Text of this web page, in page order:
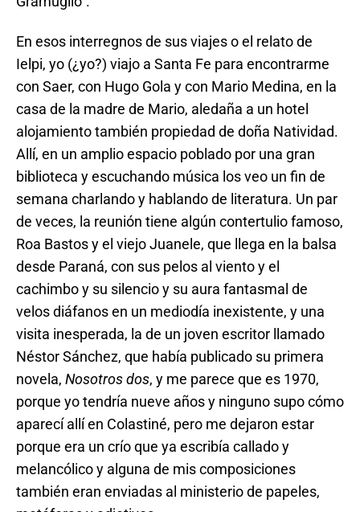
En esos interregnos de sus viajes o el relato de
Ielpi, yo (¿yo?) viajo a Santa Fe para encontrarme
con Saer, con Hugo Gola y con Mario Medina, en la
casa de la madre de Mario, aledaña a un hotel
alojamiento también propiedad de doña Natividad.
Allí, en un amplio espacio poblado por una gran
biblioteca y escuchando música los veo un fin de
semana charlando y hablando de literatura. Un par
de veces, la reunión tiene algún contertulio famoso,
Roa Bastos y el viejo Juanele, que llega en la balsa
desde Paraná, con sus pelos al viento y el
cachimbo y su silencio y su aura fantasmal de
velos diáfanos en un mediodía inexistente, y una
visita inesperada, la de un joven escritor llamado
Néstor Sánchez, que había publicado su primera
novela, Nosotros dos, y me parece que es 1970,
porque yo tendría nueve años y ninguno supo cómo
aparecí allí en Colastiné, pero me dejaron estar
porque era un crío que ya escribía callado y
melancólico y alguna de mis composiciones
también eran enviadas al ministerio de papeles,